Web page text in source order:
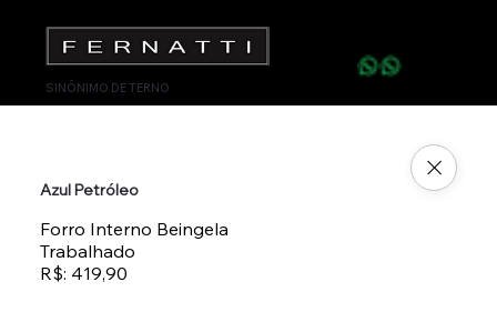
SINÔNIMO DE TERNO
Azul Petróleo
Forro Interno Beingela
Trabalhado
R$: 419,90